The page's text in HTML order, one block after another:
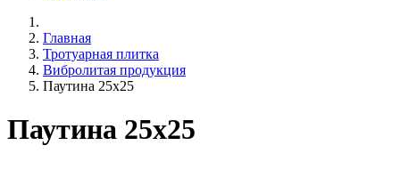
Главная
Тротуарная плитка
Вибролитая продукция
Паутина 25х25
Паутина 25х25